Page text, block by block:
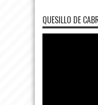
QUESILLO DE